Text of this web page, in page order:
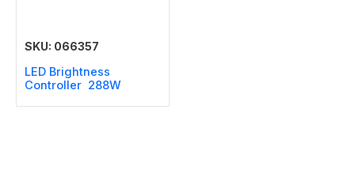
SKU: 066357
LED Brightness
Controller 288W